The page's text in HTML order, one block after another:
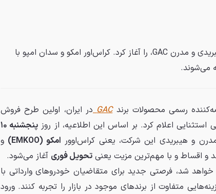
آرتابان موتور فروش دو محصول هیبریدی و مدرن GAC، را آغاز کرد. کراس‌اور امکو و سدان امپو با
می‌شوند.
رسمی محصولات برندGAC در ایران، اولین طرح فروش
استثنایی اعلام کرد. بر اساس این اطلاعیه، از روز
پنجشنبه ۱۰
و هیبریدی این شرکت، یعنی کراس‌اوور امکو (EMKOO)
و
و اقساط و با مهم‌ترین مزیت یعنیتحویل فوری آغاز می‌شود.
شد، فرصتی جدید برای متقاضیان خودروهای وارداتی با
متفاوت از برندهای موجود در بازار را تجربه کنند. ورود